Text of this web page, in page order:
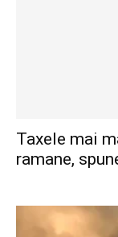
Taxele mai
ramane,